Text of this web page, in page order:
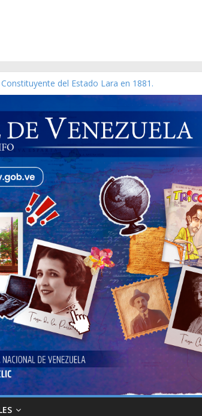
del Estado Lara en 1881.
V, Caracas 09 de marzo de 2006 N° 38.394